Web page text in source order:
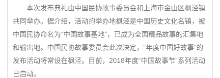
本次发布典礼由中国民协故事委员会和上海市金山区枫泾镇
共同举办。据介绍，活动的举办地枫泾是中国历史文化名镇，被
中国民协命名为“中国故事基地”，已成为全国精品故事的汇集地
和输出地。中国民协故事委员会此次决定，“年度中国好故事”的
发布活动将常设在枫泾。目前，2018年度“中国故事节”系列活动
已启动。